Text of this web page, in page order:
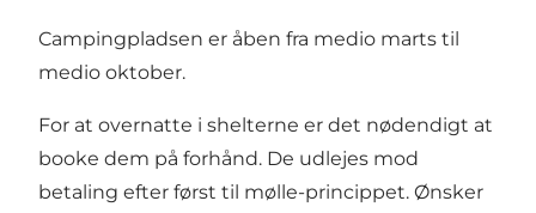
Campingpladsen er åben fra medio marts til
medio oktober.
For at overnatte i shelterne er det nødendigt at
booke dem på forhånd. De udlejes mod
betaling efter først til mølle-princippet. Ønsker